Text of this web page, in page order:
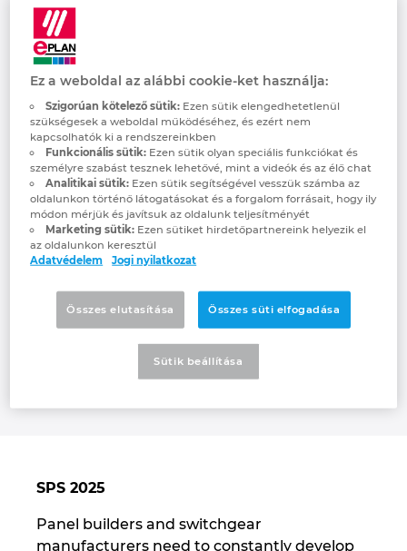
Automation Systems will be providing
answers at SPS 2025 under the motto
“Automation – Do it”.
How? Consistently digitalised processes
and intelligent interplay of software,
hardware, and automation. Electrical
engineers can learn specifically what this
looks like in practice by visiting the
companies’ booth. Highlights include AI
use cases, such as the EPLAN Copilot and
Automated 3D Design, new approaches
using the Asset Administration Shell for
Product Change Notification (PCN) and the
EPLAN Platform 2026. Automation and
hardware innovations include the new
Rittal Automation Systems Wire Handling
System and further Rittal Blue e+ chiller
SPS 2025
Panel builders and switchgear
manufacturers need to constantly develop
Denmark
Finland
France
Germany
Greece
Hungary
Italy
Japan
Ez a weboldal az alábbi cookie-ket használja:
Szigorúan kötelező sütik:Ezen sütik elengedhetetlenül
szükségesek a weboldal működéséhez, és ezért nem
kapcsolhatók ki a rendszereinkben
Funkcionális sütik:Ezen sütik olyan speciális funkciókat és
személyre szabást tesznek lehetővé, mint a videók és az élő chat
Analitikai sütik:Ezen sütik segítségével vesszük számba az
oldalunkon történő látogatásokat és a forgalom forrásait, hogy ily
módon mérjük és javítsuk az oldalunk teljesítményét
Marketing sütik:Ezen sütiket hirdetőpartnereink helyezik el
az oldalunkon keresztül
Adatvédelem
Jogi nyilatkozat
Összes elutasítása Összes süti elfogadása
Sütik beállítása